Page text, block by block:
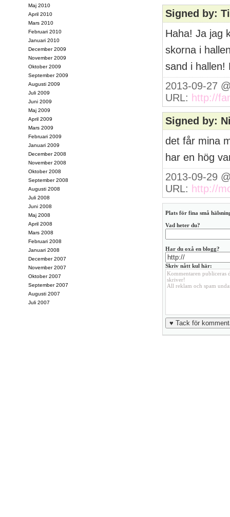
Signed by:
Haha! Ja jag
skorna i
sand i hallen!
2013-09-27
URL: http://
Signed by:
det får mina
har en hög
2013-09-29
URL: http://
Plats för fina små
Vad heter du?
Har du oxå en blogg?
Skriv nått kul här:
Maj 2010
April 2010
Mars 2010
Februari 2010
Januari 2010
December 2009
November 2009
Oktober 2009
September 2009
Augusti 2009
Juli 2009
Juni 2009
Maj 2009
April 2009
Mars 2009
Februari 2009
Januari 2009
December 2008
November 2008
Oktober 2008
September 2008
Augusti 2008
Juli 2008
Juni 2008
Maj 2008
April 2008
Mars 2008
Februari 2008
Januari 2008
December 2007
November 2007
Oktober 2007
September 2007
Augusti 2007
Juli 2007